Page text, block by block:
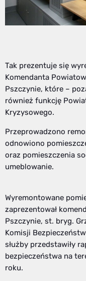
Tak prezentuje się
Komendanta
Pszczynie, które –
również funkcję
Kryzysowego.
Przeprowadzono
odnowiono
oraz pomieszczenia
umeblowanie.
Wyremontowane
zaprezentował
Pszczynie, st. bryg.
Komisji
służby przedstawiły
bezpieczeństwa na
roku.